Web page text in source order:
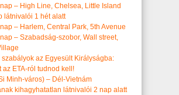
– High Line, Chelsea, Little Island
látnivalói 1 hét alatt
– Harlem, Central Park, 5th Avenue
– Szabadság-szobor, Wall street,
szabályok az Egyesült Királyságba:
az ETA-ról tudnod kell!
Minh-város) – Dél-Vietnám
kihagyhatatlan látnivalói 2 nap alatt